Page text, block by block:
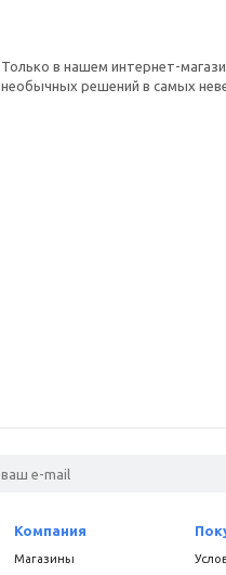
Только в нашем интернет-
необычных решений в самых
Компания
Магазины